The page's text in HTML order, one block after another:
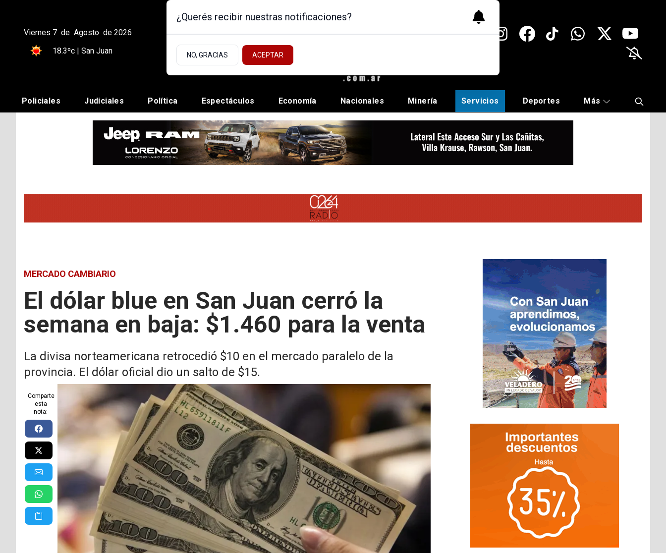
Viernes 7 de Agosto de 2026
18.3ºc | San Juan
Policiales Judiciales Política Espectáculos Economía Nacionales Minería Servicios Deportes Más
MERCADO CAMBIARIO
El dólar blue en San Juan cerró la
semana en baja: $1.460 para la venta
La divisa norteamericana retrocedió $10 en el mercado paralelo de la
provincia. El dólar oficial dio un salto de $15.
Comparte
esta
nota:
¿Querés recibir nuestras notificaciones?
NO, GRACIAS ACEPTAR